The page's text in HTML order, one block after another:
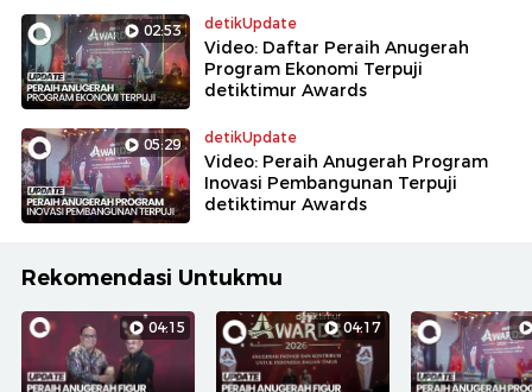
02:53 detikUpdate
Video: Daftar Peraih Anugerah
Program Ekonomi Terpuji
detiktimur Awards
05:29 detikUpdate
Video: Peraih Anugerah Program
Inovasi Pembangunan Terpuji
detiktimur Awards
Rekomendasi Untukmu
04:15 04:17